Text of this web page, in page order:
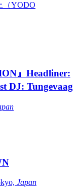
（YODO
』Headliner:
DJ: Tungevaag
Japan